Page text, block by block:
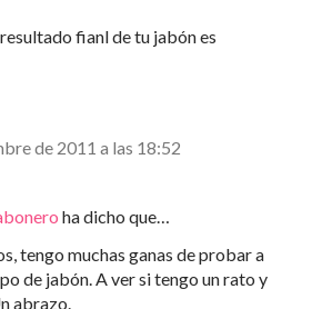
fianl de tu jabón es
de 2011 a las 18:52
ha dicho que…
tengo muchas ganas de probar a
de jabón. A ver si tengo un rato y
abrazo.